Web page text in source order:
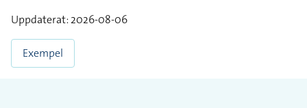
Uppdaterat: 2026-08-06
Exempel